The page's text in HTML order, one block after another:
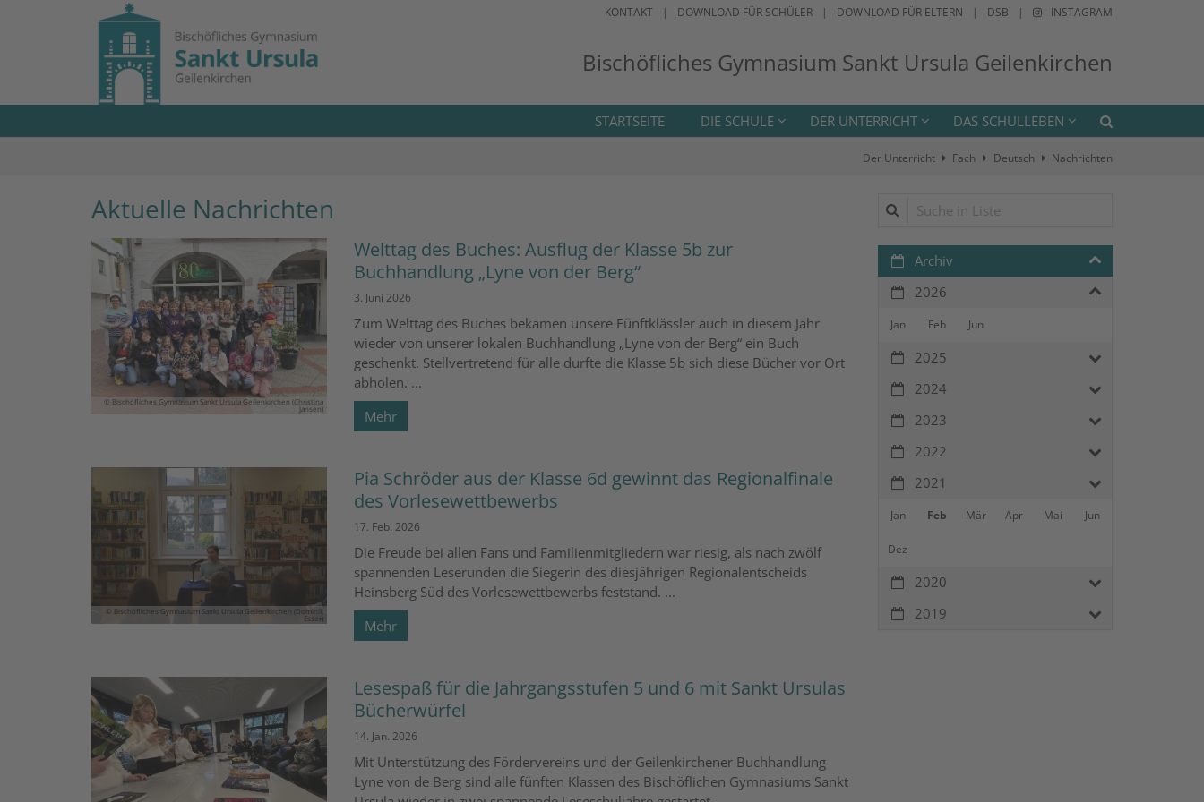
KONTAKT DOWNLOAD FÜR SCHÜLER DOWNLOAD FÜR ELTERN DSB INSTAGRAM
Bischöfliches Gymnasium Sankt Ursula Geilenkirchen
STARTSEITE DIE SCHULE DER UNTERRICHT DAS SCHULLEBEN
Der Unterricht Fach Deutsch Nachrichten
Aktuelle Nachrichten
© Bischöfliches Gymnasium Sankt Ursula Geilenkirchen (Christina
Jansen)
Welttag des Buches: Ausflug der Klasse 5b zur
Buchhandlung „Lyne von der Berg“
3. Juni 2026
Zum Welttag des Buches bekamen unsere Fünftklässler auch in diesem Jahr
wieder von unserer lokalen Buchhandlung „Lyne von der Berg“ ein Buch
geschenkt. Stellvertretend für alle durfte die Klasse 5b sich diese Bücher vor Ort
abholen. ...
Mehr
© Bischöfliches Gymnasium Sankt Ursula Geilenkirchen (Dominik
Esser)
Pia Schröder aus der Klasse 6d gewinnt das Regionalfinale
des Vorlesewettbewerbs
17. Feb. 2026
Die Freude bei allen Fans und Familienmitgliedern war riesig, als nach zwölf
spannenden Leserunden die Siegerin des diesjährigen Regionalentscheids
Heinsberg Süd des Vorlesewettbewerbs feststand. ...
Mehr
Lesespaß für die Jahrgangsstufen 5 und 6 mit Sankt Ursulas
Bücherwürfel
14. Jan. 2026
Mit Unterstützung des Fördervereins und der Geilenkirchener Buchhandlung
Lyne von de Berg sind alle fünften Klassen des Bischöflichen Gymnasiums Sankt
Suche in Liste
Archiv
2026
Jan Feb Jun
2025
2024
2023
2022
2021
Jan Feb Mär Apr Mai Jun
Dez
2020
2019